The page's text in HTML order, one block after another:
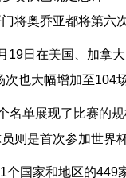
将奥乔亚都将第六
19日在美国、加拿
也大幅增加至104场
名单展现了比赛的
则是首次参加世界
个国家和地区的449